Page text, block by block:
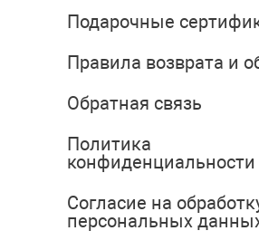
Подарочные
Правила возврата и
Обратная связь
Политика
конфиденциальности
Согласие на
персональных